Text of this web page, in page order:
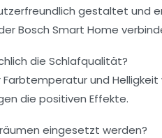
gestaltet und
Bosch Smart Home
die Schlafqualität?
Farbtemperatur und
die positiven Effekte.
eingesetzt werden?